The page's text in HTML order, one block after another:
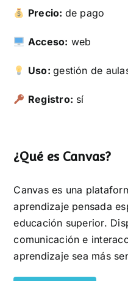
Precio: de pago
Acceso: web
Uso:gestión de
Registro: sí
¿Qué es Canvas?
Canvas es una
aprendizaje pensada
educación superior.
comunicación e
aprendizaje sea más